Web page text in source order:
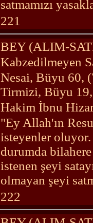
satmamızı
221
BEY (ALIM-
Kabzedilmeyen
Nesai, Büyu 60,
Tirmizi, Büyu
Hakim İbnu
"Ey Allah'ın
isteyenler
durumda bilahere
istenen şeyi
olmayan şeyi
222